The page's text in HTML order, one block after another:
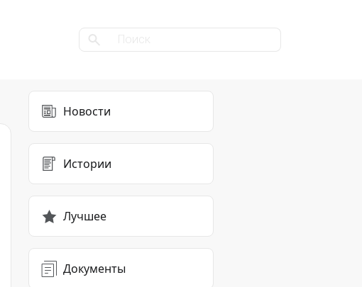
Новости
Истории
Лучшее
Документы